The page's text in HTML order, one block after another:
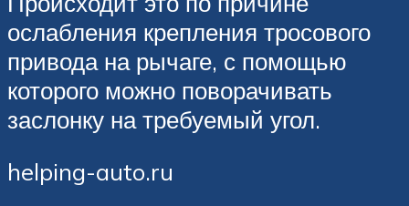
ослабления крепления тросового
привода на рычаге, с помощью
которого можно поворачивать
заслонку на требуемый угол.
helping-auto.ru